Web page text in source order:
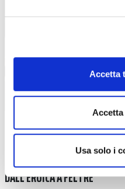
Accetta
Usa solo i
DALL’EROICA A FELTRE